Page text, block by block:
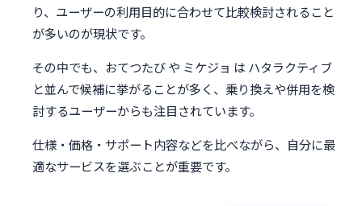
り、ユーザーの利用目的に合わせて比較検討されること
が多いのが現状です。
その中でも、おてつたび や ミケジョ は ハタラクティブ
と並んで候補に挙がることが多く、乗り換えや併用を検
討するユーザーからも注目されています。
仕様・価格・サポート内容などを比べながら、自分に最
適なサービスを選ぶことが重要です。